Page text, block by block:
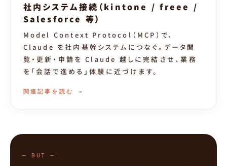
社内システム接続（kintone / freee /
Salesforce 等）
Model Context Protocol（MCP）で、
Claude を社内基幹システムにつなぐ。データ閲
覧・更新・申請を Claude 越しに完結させ、業務
を「会話で進める」体験に近づけます。
関連記事を読む →
— BUT —